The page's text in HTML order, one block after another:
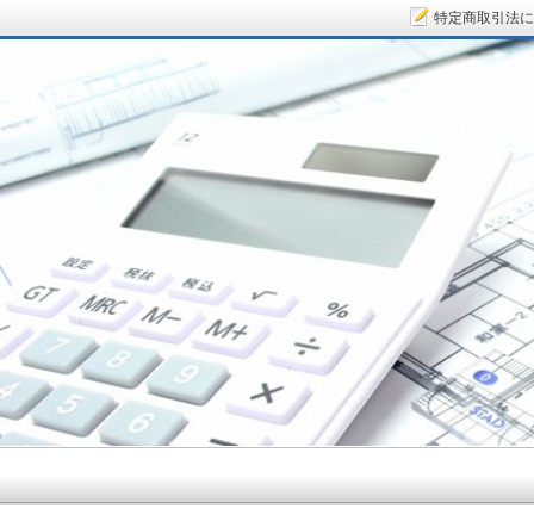
サラリーマン大家さん.COM～空
特定商取引法